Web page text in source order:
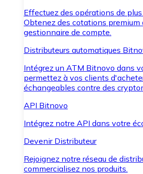
Effectuez des opérations de
Obtenez des cotations premium
gestionnaire de compte.
Distributeurs automatiques
Intégrez un ATM Bitnovo dans
permettez à vos clients
échangeables contre des
API Bitnovo
Intégrez notre API dans votre
Devenir Distributeur
Rejoignez notre réseau de
commercialisez nos produits.